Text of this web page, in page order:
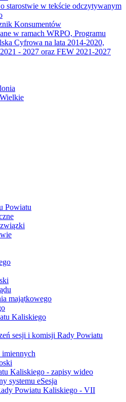
starostwie w tekście odczytywanym
Konsumentów
w ramach WRPO, Programu
Cyfrowa na lata 2014-2020,
- 2027 oraz FEW 2021-2027
Powiatu
majątkowego
Kaliskiego
sesji i komisji Rady Powiatu
imiennych
Kaliskiego - zapisy wideo
systemu eSesja
Powiatu Kaliskiego - VII